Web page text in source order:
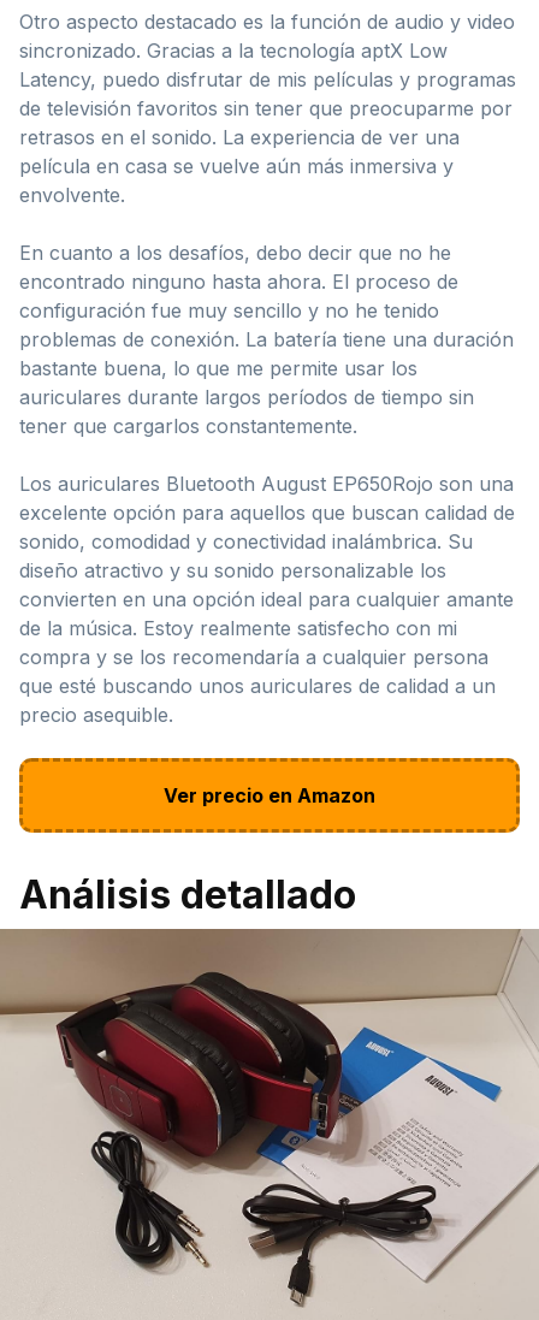
Otro aspecto destacado es la función de audio y video
sincronizado. Gracias a la tecnología aptX Low
Latency, puedo disfrutar de mis películas y programas
de televisión favoritos sin tener que preocuparme por
retrasos en el sonido. La experiencia de ver una
película en casa se vuelve aún más inmersiva y
envolvente.
En cuanto a los desafíos, debo decir que no he
encontrado ninguno hasta ahora. El proceso de
configuración fue muy sencillo y no he tenido
problemas de conexión. La batería tiene una duración
bastante buena, lo que me permite usar los
auriculares durante largos períodos de tiempo sin
tener que cargarlos constantemente.
Los auriculares Bluetooth August EP650Rojo son una
excelente opción para aquellos que buscan calidad de
sonido, comodidad y conectividad inalámbrica. Su
diseño atractivo y su sonido personalizable los
convierten en una opción ideal para cualquier amante
de la música. Estoy realmente satisfecho con mi
compra y se los recomendaría a cualquier persona
que esté buscando unos auriculares de calidad a un
precio asequible.
Ver precio en Amazon
Análisis detallado